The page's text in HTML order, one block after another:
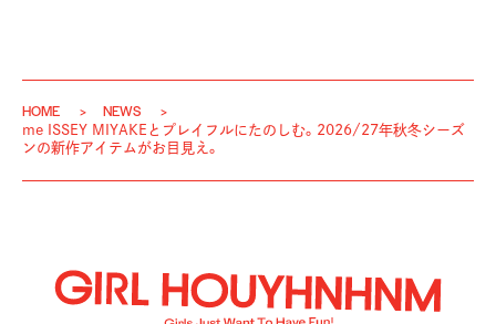
HOME
NEWS
me ISSEY MIYAKEとプレイフルにたのしむ。2026/27年秋冬シーズ
ンの新作アイテムがお目見え。